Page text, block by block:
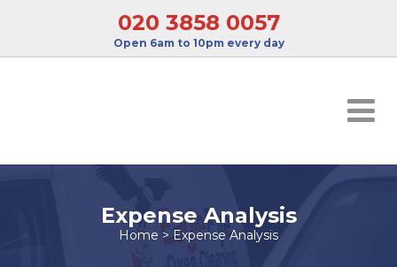
020 3858 0057
Open 6am to 10pm every day
Expense Analysis
Home > Expense Analysis